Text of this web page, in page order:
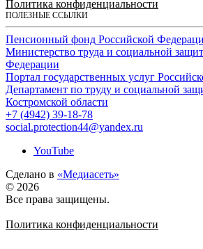
Политика конфиденциальности
ПОЛЕЗНЫЕ ССЫЛКИ
Пенсионный фонд Российской
Министерство труда и социальной
Федерации
Портал государственных услуг
Департамент по труду и социальной
Костромской области
+7 (4942) 39-18-78
social.protection44@yandex.ru
YouTube
Сделано в «Медиасеть»
© 2026
Все права защищены.
Политика конфиденциальности